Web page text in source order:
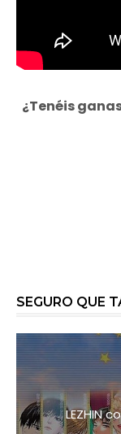
¿Tenéis
SEGURO QUE
LEZHIN